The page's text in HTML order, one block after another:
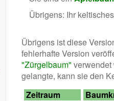
Übrigens: Ihr
Übrigens ist diese
fehlerhafte Version
"Zürgelbaum" verwendet
gelangte, kann sie den
Zeitraum